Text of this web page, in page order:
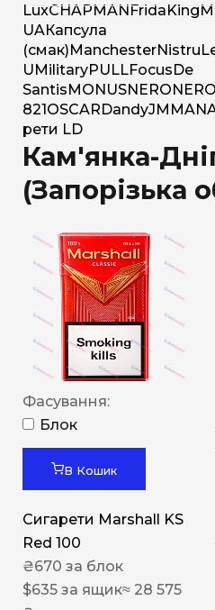
LuxCHAPMANFrida King
UAКапсула
(смак) ManchesterNistru
U MilitaryPULLFocus De
Santis MONUSNERO NERO
821 OSCAR DandyJM MAN
рети LD
Кам'янка-
(Запорізька
Фасування:
Блок
В Кошик
Сигарети Marshall KS
Red 100
₴670 за блок
$635 за ящик≈ 28 575